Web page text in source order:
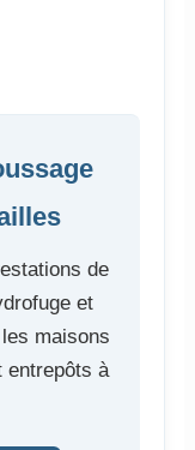
de
et
maisons
entrepôts à